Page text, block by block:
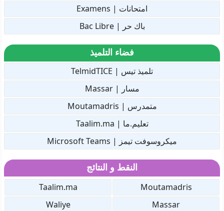
امتحانات | Examens
باك حر | Bac Libre
فضاء التلميذ
تلميذ تيس | TelmidTICE
مسار | Massar
متمدرس | Moutamadris
تعليم.ما | Taalim.ma
ميكروسوفت تيمز | Microsoft Teams
النقط و النتائج
Moutamadris
Taalim.ma
Massar
Waliye